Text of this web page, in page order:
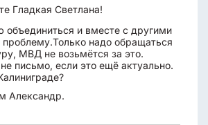
Гладкая Светлана!
объединиться и вместе с другими
проблему.Только надо обращаться
МВД не возьмётся за это.
письмо, если это ещё актуально.
Александр.